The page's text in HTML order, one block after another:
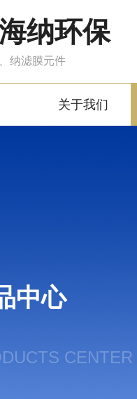
纳环保
纳滤膜元件
关于我们
中心
CENTER